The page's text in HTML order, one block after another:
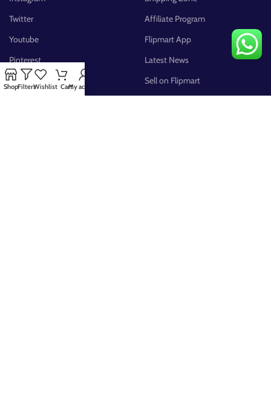
Twitter
Youtube
Pinterest
FB Group
Affiliate Program
Flipmart App
Latest News
Sell on Flipmart
ShopFiltersWishlist CartMy account